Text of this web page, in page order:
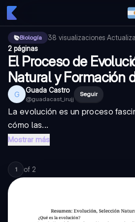
Biología 38 visualizaciones·
2 páginas
El Proceso de
Natural y Formación
G Guada Castro
@guadacast_irujj
Seguir
La evolución es un proceso
cómo las...
Mostrar más
1 of 2